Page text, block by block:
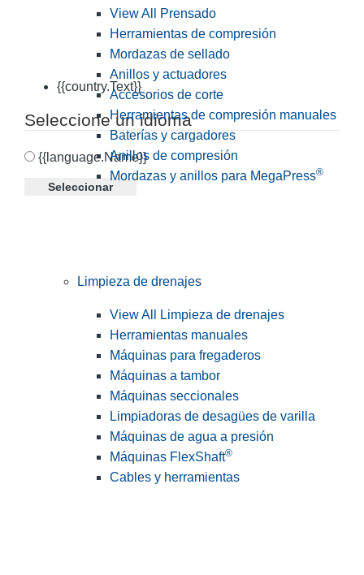
{{country.Text}}
Seleccione un idioma
{{language.Name}}
Seleccionar
View All Prensado
Herramientas de compresión
Mordazas de sellado
Anillos y actuadores
Accesorios de corte
Herramientas de compresión manuales
Baterías y cargadores
Anillos de compresión
Mordazas y anillos para MegaPress®
Limpieza de drenajes
View All Limpieza de drenajes
Herramientas manuales
Máquinas para fregaderos
Máquinas a tambor
Máquinas seccionales
Limpiadoras de desagües de varilla
Máquinas de agua a presión
Máquinas FlexShaft®
Cables y herramientas